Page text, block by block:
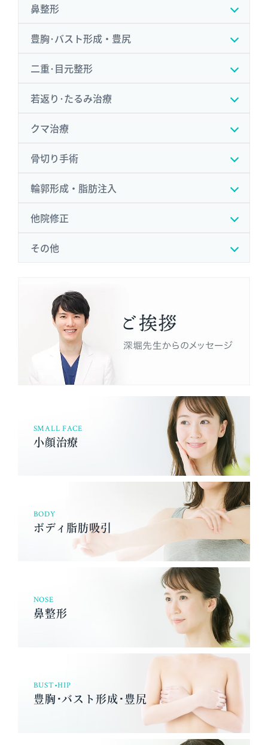
鼻整形
豊胸･バスト形成・豊尻
二重･目元整形
若返り･たるみ治療
クマ治療
骨切り手術
輪郭形成・脂肪注入
他院修正
その他
SMALL FACE
小顔治療
BODY
ボディ脂肪吸引
NOSE
鼻整形
BUST•HIP
豊胸･バスト形成･豊尻